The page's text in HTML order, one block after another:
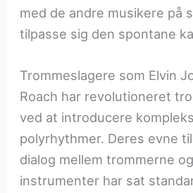
med de andre musikere på
tilpasse sig den spontane
Trommeslagere som Elvin
Roach har revolutioneret
ved at introducere
polyrhythmer. Deres evne
dialog mellem trommerne
instrumenter har sat